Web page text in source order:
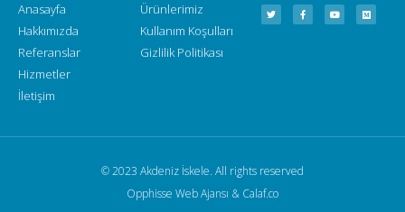
Anasayfa
Hakkımızda
Referanslar
Hizmetler
İletişim
Ürünlerimiz
Kullanım Koşulları
Gizlilik Politikası
© 2023 Akdeniz İskele. All rights reserved
Opphisse Web Ajansı & Calaf.co